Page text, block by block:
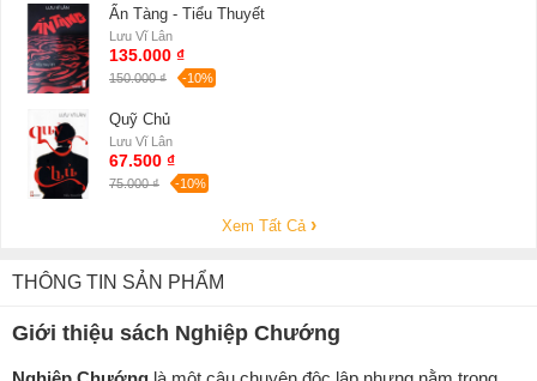
Ẩn Tàng - Tiểu Thuyết
Lưu Vĩ Lân
135.000 ₫
150.000 ₫ -10%
Quỹ Chủ
Lưu Vĩ Lân
67.500 ₫
75.000 ₫ -10%
Xem Tất Cả
THÔNG TIN SẢN PHẨM
Giới thiệu sách Nghiệp Chướng